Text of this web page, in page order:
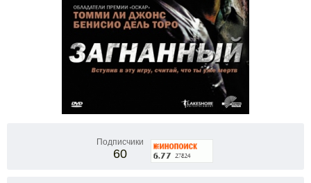
Подписчики
60